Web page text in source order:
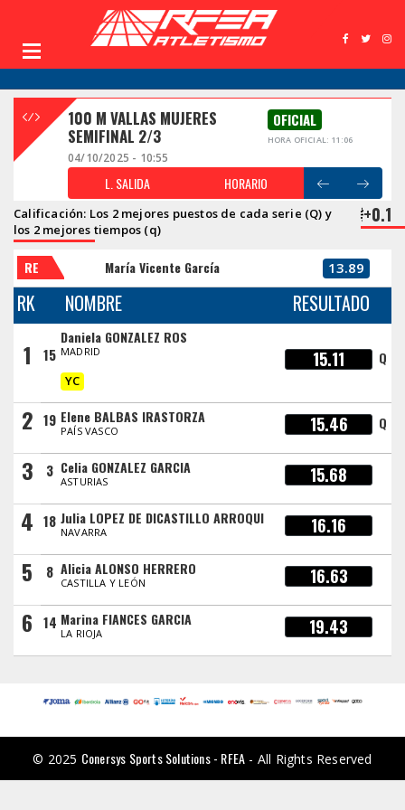
100 M VALLAS MUJERES
SEMIFINAL 2/3
OFICIAL
HORA OFICIAL: 11:06
04/10/2025 - 10:55
L. SALIDA HORARIO
Calificación: Los 2 mejores puestos de cada serie (Q) y
los 2 mejores tiempos (q)
+0.1
RE María Vicente García 13.89
RK NOMBRE RESULTADO
1 15
Daniela GONZALEZ ROS
MADRID
YC
15.11 Q
2 19 Elene BALBAS IRASTORZA
PAÍS VASCO 15.46 Q
3 3 Celia GONZALEZ GARCIA
ASTURIAS 15.68
4 18 Julia LOPEZ DE DICASTILLO ARROQUI
NAVARRA 16.16
5 8 Alicia ALONSO HERRERO
CASTILLA Y LEÓN 16.63
6 14 Marina FIANCES GARCIA
LA RIOJA 19.43
© 2025 Conersys Sports Solutions - RFEA - All Rights Reserved